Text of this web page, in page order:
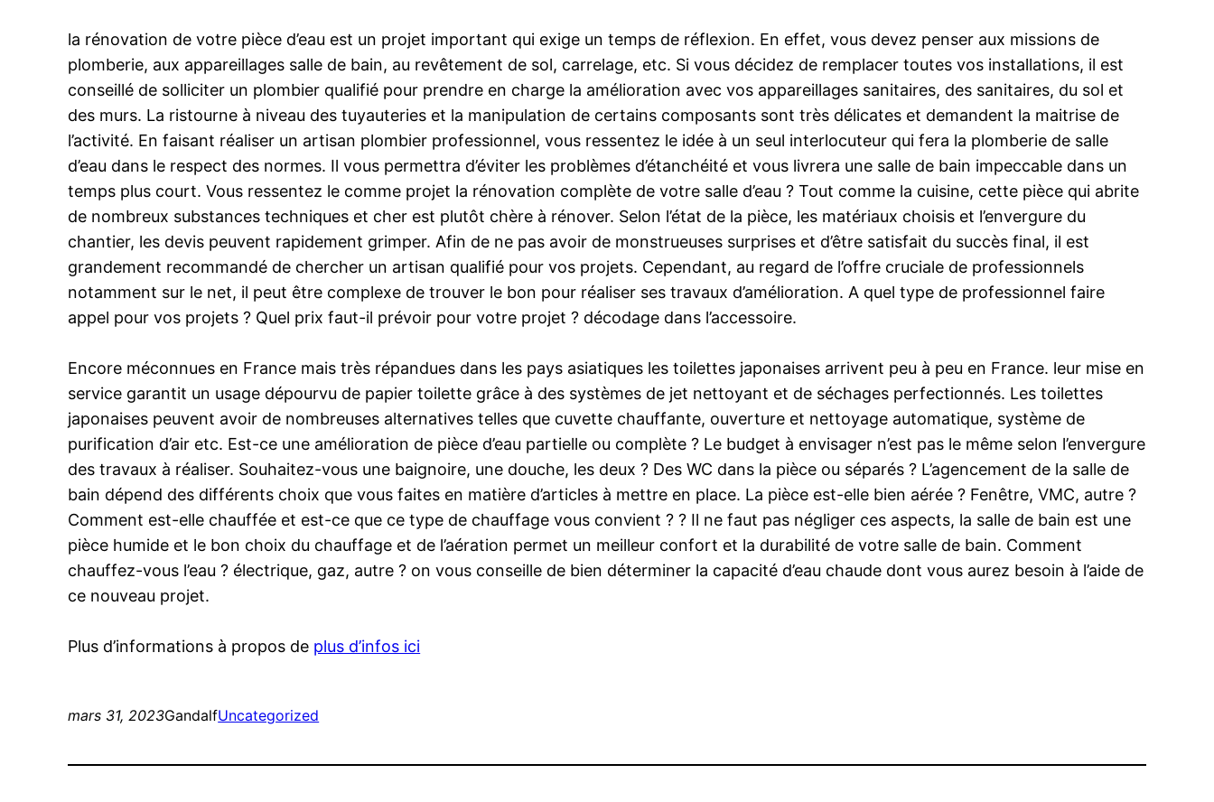
la rénovation de votre pièce d’eau est un projet important qui exige un temps de réflexion. En effet, vous devez penser aux missions de
plomberie, aux appareillages salle de bain, au revêtement de sol, carrelage, etc. Si vous décidez de remplacer toutes vos installations, il est
conseillé de solliciter un plombier qualifié pour prendre en charge la amélioration avec vos appareillages sanitaires, des sanitaires, du sol et
des murs. La ristourne à niveau des tuyauteries et la manipulation de certains composants sont très délicates et demandent la maitrise de
l’activité. En faisant réaliser un artisan plombier professionnel, vous ressentez le idée à un seul interlocuteur qui fera la plomberie de salle
d’eau dans le respect des normes. Il vous permettra d’éviter les problèmes d’étanchéité et vous livrera une salle de bain impeccable dans un
temps plus court. Vous ressentez le comme projet la rénovation complète de votre salle d’eau ? Tout comme la cuisine, cette pièce qui abrite
de nombreux substances techniques et cher est plutôt chère à rénover. Selon l’état de la pièce, les matériaux choisis et l’envergure du
chantier, les devis peuvent rapidement grimper. Afin de ne pas avoir de monstrueuses surprises et d’être satisfait du succès final, il est
grandement recommandé de chercher un artisan qualifié pour vos projets. Cependant, au regard de l’offre cruciale de professionnels
notamment sur le net, il peut être complexe de trouver le bon pour réaliser ses travaux d’amélioration. A quel type de professionnel faire
appel pour vos projets ? Quel prix faut-il prévoir pour votre projet ? décodage dans l’accessoire.
Encore méconnues en France mais très répandues dans les pays asiatiques les toilettes japonaises arrivent peu à peu en France. leur mise en
service garantit un usage dépourvu de papier toilette grâce à des systèmes de jet nettoyant et de séchages perfectionnés. Les toilettes
japonaises peuvent avoir de nombreuses alternatives telles que cuvette chauffante, ouverture et nettoyage automatique, système de
purification d’air etc. Est-ce une amélioration de pièce d’eau partielle ou complète ? Le budget à envisager n’est pas le même selon l’envergure
des travaux à réaliser. Souhaitez-vous une baignoire, une douche, les deux ? Des WC dans la pièce ou séparés ? L’agencement de la salle de
bain dépend des différents choix que vous faites en matière d’articles à mettre en place. La pièce est-elle bien aérée ? Fenêtre, VMC, autre ?
Comment est-elle chauffée et est-ce que ce type de chauffage vous convient ? ? Il ne faut pas négliger ces aspects, la salle de bain est une
pièce humide et le bon choix du chauffage et de l’aération permet un meilleur confort et la durabilité de votre salle de bain. Comment
chauffez-vous l’eau ? électrique, gaz, autre ? on vous conseille de bien déterminer la capacité d’eau chaude dont vous aurez besoin à l’aide de
ce nouveau projet.
Plus d’informations à propos de plus d’infos ici
mars 31, 2023GandalfUncategorized